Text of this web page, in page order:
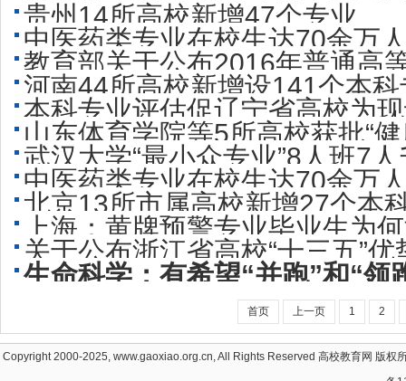
贵州14所高校新增47个专业
中医药类专业在校生达70余万
教育部关于公布2016年普通高
河南44所高校新增设141个本
本科专业评估促辽宁省高校为现
山东体育学院等5所高校获批“
武汉大学“最小众专业”8人班7
中医药类专业在校生达70余万
北京13所市属高校新增27个本
上海：黄牌预警专业毕业生为
关于公布浙江省高校“十三五”
生命科学：有希望“并跑”和“领
首页 上一页 1 2
Copyright 2000-2025, www.gaoxiao.org.cn, All Rights Reserved 高校教育网 版权